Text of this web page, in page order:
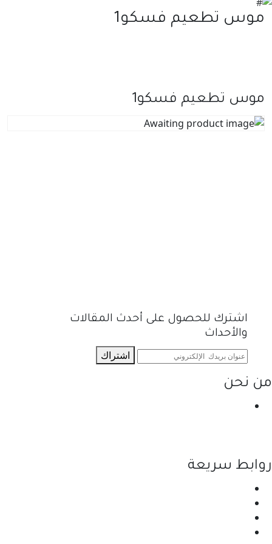
موس تطعيم فسكو1
موس تطعيم فسكو1
اشترك للحصول على أحدث المقالات
والأحداث
اشتراك
من نحن
روابط سريعة